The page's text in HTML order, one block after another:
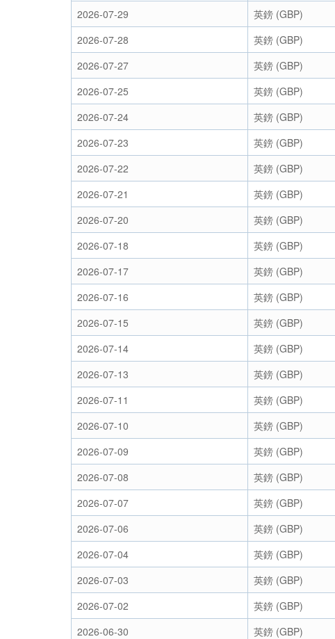
2026-07-29
英鎊 (GBP)
2026-07-28
英鎊 (GBP)
2026-07-27
英鎊 (GBP)
2026-07-25
英鎊 (GBP)
2026-07-24
英鎊 (GBP)
2026-07-23
英鎊 (GBP)
2026-07-22
英鎊 (GBP)
2026-07-21
英鎊 (GBP)
2026-07-20
英鎊 (GBP)
2026-07-18
英鎊 (GBP)
2026-07-17
英鎊 (GBP)
2026-07-16
英鎊 (GBP)
2026-07-15
英鎊 (GBP)
2026-07-14
英鎊 (GBP)
2026-07-13
英鎊 (GBP)
2026-07-11
英鎊 (GBP)
2026-07-10
英鎊 (GBP)
2026-07-09
英鎊 (GBP)
2026-07-08
英鎊 (GBP)
2026-07-07
英鎊 (GBP)
2026-07-06
英鎊 (GBP)
2026-07-04
英鎊 (GBP)
2026-07-03
英鎊 (GBP)
2026-07-02
英鎊 (GBP)
2026-06-30
英鎊 (GBP)